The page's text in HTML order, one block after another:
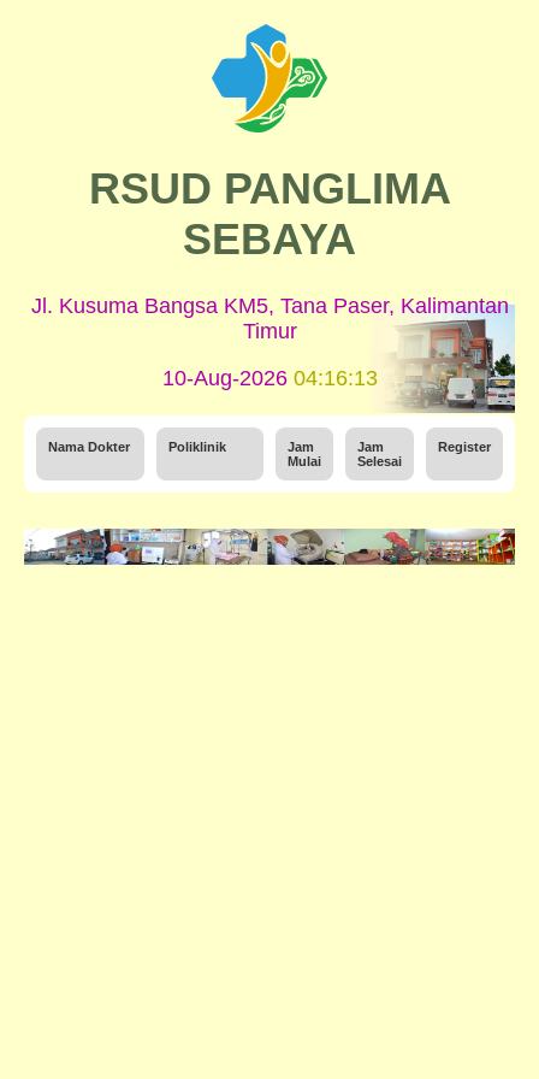
RSUD PANGLIMA
SEBAYA
Jl. Kusuma Bangsa KM5, Tana Paser, Kalimantan
Timur
10-Aug-2026 04:16:13
Nama Dokter Poliklinik
Jam
Mulai
Jam
Selesai
Register